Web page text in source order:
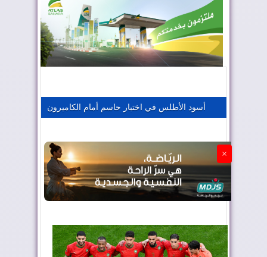
المغرب يعزز موقعه في صناعة الطيران
أسود الأطلس في اختبار حاسم أمام الكاميرون
×